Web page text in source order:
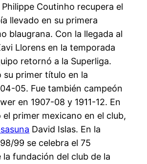
Coutinho recupera el
llevado en su primera
blaugrana. Con la llegada al
Llorens en la temporada
retornó a la Superliga.
su primer título en la
05. Fue también campeón
en 1907-08 y 1911-12. En
el primer mexicano en el club,
David Islas. En la
99 se celebra el 75
la fundación del club de la